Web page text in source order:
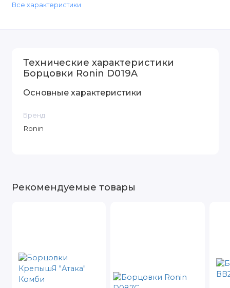
Все характеристики
Технические характеристики
Борцовки Ronin D019A
Основные характеристики
Бренд
Ronin
Рекомендуемые товары